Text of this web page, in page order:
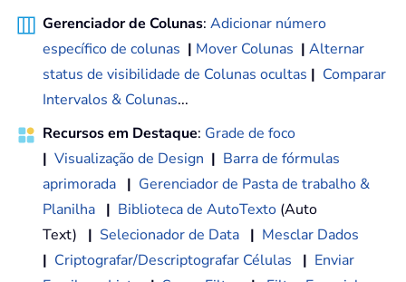
Gerenciador de Colunas: Adicionar número
específico de colunas | Mover Colunas | Alternar
status de visibilidade de Colunas ocultas | Comparar
Intervalos & Colunas...
Recursos em Destaque: Grade de foco
| Visualização de Design | Barra de fórmulas
aprimorada | Gerenciador de Pasta de trabalho &
Planilha | Biblioteca de AutoTexto (Auto
Text) | Selecionador de Data | Mesclar Dados
| Criptografar/Descriptografar Células | Enviar